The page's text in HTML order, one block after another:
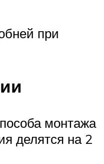
при
монтажа
делятся на 2